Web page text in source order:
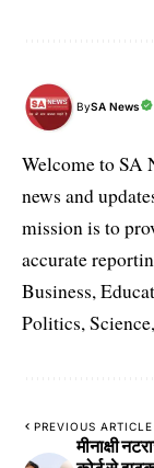
BySA News
Welcome to SA
news and
mission is to
accurate
Business,
Politics,
PREVIOUS ARTICLE
मीनाक्षी